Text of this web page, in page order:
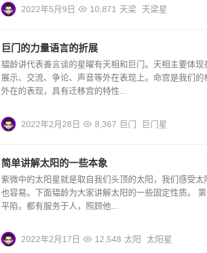
2022年5月9日 10,871 天梁 天梁星
巨门的力量语言的折展
韫龄讲代表善言谈的星曜有天相和巨门。天相主要体
展示、交流、争论、声音等外在表现上。命宫是我们的
外在的表现，具有迁移宫的特性...
2022年2月28日 8,367 巨门 巨门星
简单讲解太阳的一些本象
紫微中的太阳星就是取自我们头顶的太阳，我们感受
也容易。下面韫龄为大家讲解太阳的一些固定性质。
平陷，都有服务于人，照顾他...
2022年2月17日 12,548 太阳 太阳星